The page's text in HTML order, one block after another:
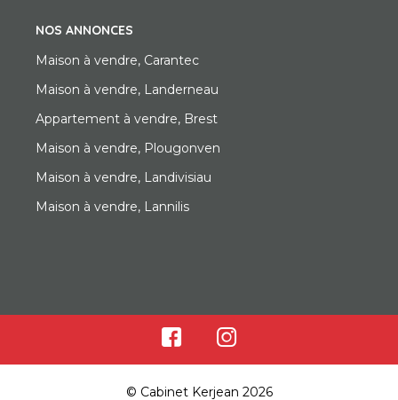
NOS ANNONCES
Maison à vendre, Carantec
Maison à vendre, Landerneau
Appartement à vendre, Brest
Maison à vendre, Plougonven
Maison à vendre, Landivisiau
Maison à vendre, Lannilis
© Cabinet Kerjean 2026